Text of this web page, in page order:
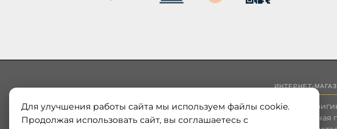
ИНТЕРНЕТ-
Наш магазин «ЕВРОПА СВЕТ» поставляет и продает в России
Европы и России. Только оригинальная продукция. Полноценная
Для улучшения работы сайта мы используем файлы cookie.
Продолжая использовать сайт, вы соглашаетесь с